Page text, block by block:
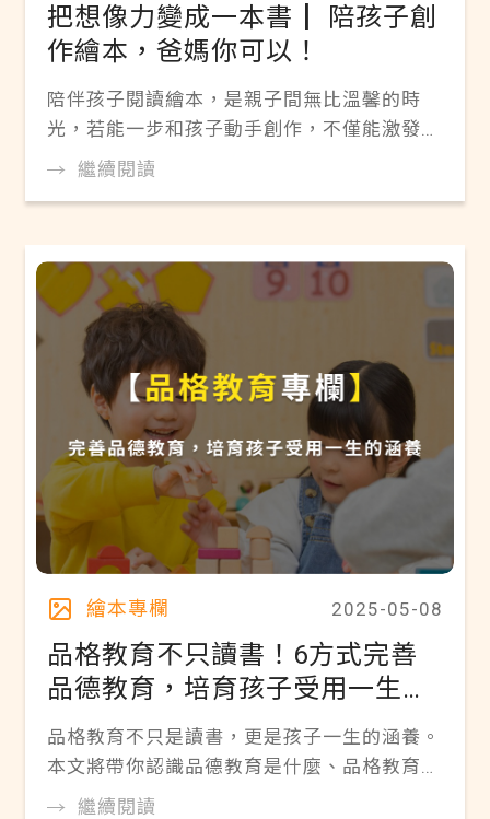
把想像力變成一本書┃ 陪孩子創
作繪本，爸媽你可以！
陪伴孩子閱讀繪本，是親子間無比溫馨的時
光，若能一步和孩子動手創作，不僅能激發想
像力、培養邏輯整合力，更能深入寶貝的內心
師說給你聽，現在就出發，一起航向專屬你們
的繪本創作驚喜旅程！
繼續閱讀
繪本專欄 2025-05-08
品格教育不只讀書！6方式完善
品德教育，培育孩子受用一生的
涵養
品格教育不只是讀書，更是孩子一生的涵養。
本文將帶你認識品德教育是什麼、品格教育有
哪些面向，解析6E理論與品德教育例子，整
繼續閱讀